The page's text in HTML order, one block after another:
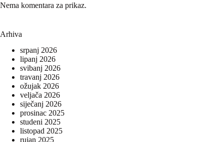
Nema komentara za prikaz.
Arhiva
srpanj 2026
lipanj 2026
svibanj 2026
travanj 2026
ožujak 2026
veljača 2026
siječanj 2026
prosinac 2025
studeni 2025
listopad 2025
rujan 2025